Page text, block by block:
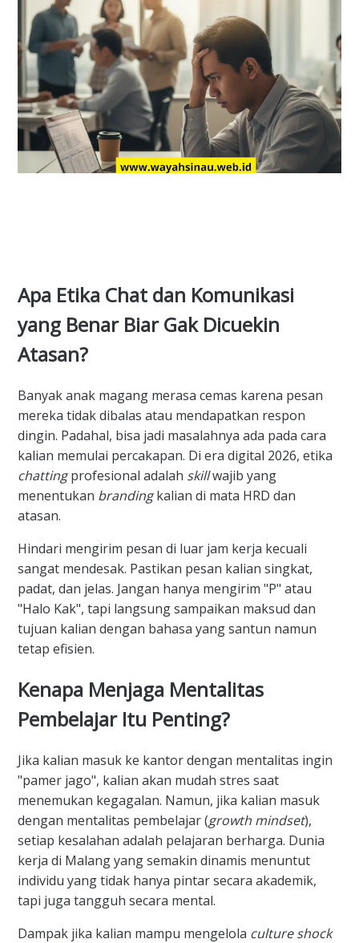
Apa Etika Chat dan Komunikasi
yang Benar Biar Gak Dicuekin
Atasan?
Banyak anak magang merasa cemas karena pesan
mereka tidak dibalas atau mendapatkan respon
dingin. Padahal, bisa jadi masalahnya ada pada cara
kalian memulai percakapan. Di era digital 2026, etika
chattingprofesional adalah skillwajib yang
menentukan brandingkalian di mata HRD dan
atasan.
Hindari mengirim pesan di luar jam kerja kecuali
sangat mendesak. Pastikan pesan kalian singkat,
padat, dan jelas. Jangan hanya mengirim "P" atau
"Halo Kak", tapi langsung sampaikan maksud dan
tujuan kalian dengan bahasa yang santun namun
tetap efisien.
Kenapa Menjaga Mentalitas
Pembelajar Itu Penting?
Jika kalian masuk ke kantor dengan mentalitas ingin
"pamer jago", kalian akan mudah stres saat
menemukan kegagalan. Namun, jika kalian masuk
dengan mentalitas pembelajar (growth mindset),
setiap kesalahan adalah pelajaran berharga. Dunia
kerja di Malang yang semakin dinamis menuntut
individu yang tidak hanya pintar secara akademik,
tapi juga tangguh secara mental.
Dampak jika kalian mampu mengelola culture shock